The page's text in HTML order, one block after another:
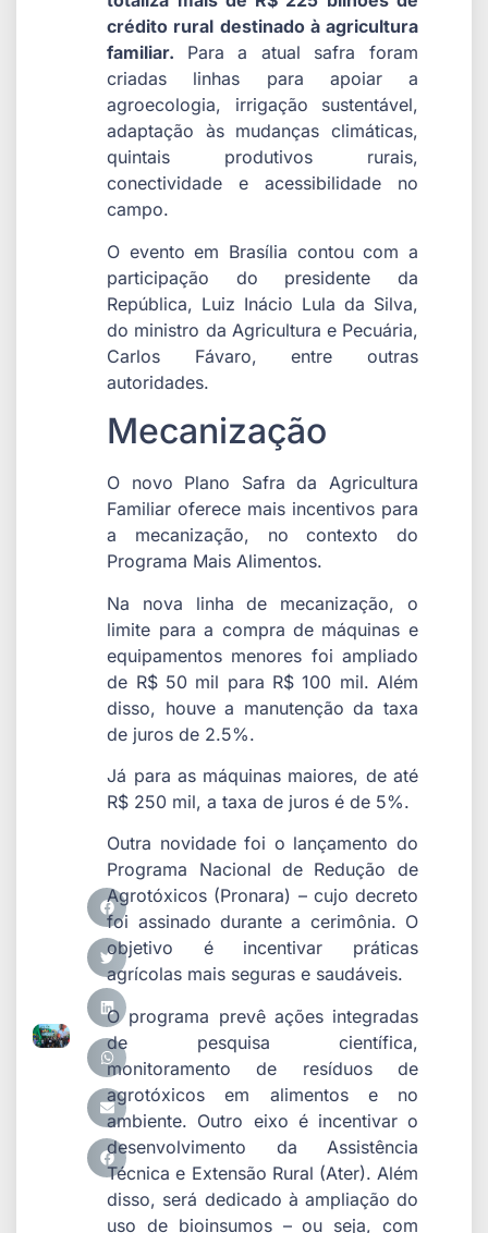
crédito rural destinado à agricultura
familiar. Para a atual safra foram
criadas linhas para apoiar a
agroecologia, irrigação sustentável,
adaptação às mudanças climáticas,
quintais produtivos rurais,
conectividade e acessibilidade no
campo.
O evento em Brasília contou com a
participação do presidente da
República, Luiz Inácio Lula da Silva,
do ministro da Agricultura e Pecuária,
Carlos Fávaro, entre outras
autoridades.
Mecanização
O novo Plano Safra da Agricultura
Familiar oferece mais incentivos para
a mecanização, no contexto do
Programa Mais Alimentos.
Na nova linha de mecanização, o
limite para a compra de máquinas e
equipamentos menores foi ampliado
de R$ 50 mil para R$ 100 mil. Além
disso, houve a manutenção da taxa
de juros de 2.5%.
Já para as máquinas maiores, de até
R$ 250 mil, a taxa de juros é de 5%.
Outra novidade foi o lançamento do
Programa Nacional de Redução de
Agrotóxicos (Pronara) – cujo decreto
foi assinado durante a cerimônia. O
objetivo é incentivar práticas
agrícolas mais seguras e saudáveis.
O programa prevê ações integradas
de pesquisa científica,
monitoramento de resíduos de
agrotóxicos em alimentos e no
ambiente. Outro eixo é incentivar o
desenvolvimento da Assistência
Técnica e Extensão Rural (Ater). Além
disso, será dedicado à ampliação do
uso de bioinsumos – ou seja, com